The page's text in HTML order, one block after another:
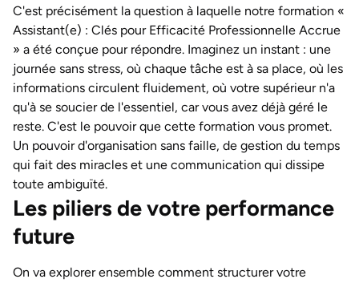
C'est précisément la question à laquelle notre formation «
Assistant(e) : Clés pour Efficacité Professionnelle Accrue
» a été conçue pour répondre. Imaginez un instant : une
journée sans stress, où chaque tâche est à sa place, où les
informations circulent fluidement, où votre supérieur n'a
qu'à se soucier de l'essentiel, car vous avez déjà géré le
reste. C'est le pouvoir que cette formation vous promet.
Un pouvoir d'organisation sans faille, de gestion du temps
qui fait des miracles et une communication qui dissipe
toute ambiguïté.
Les piliers de votre performance
future
On va explorer ensemble comment structurer votre